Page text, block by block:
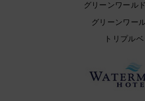
グリーンワール
グリーンワー
トリプル